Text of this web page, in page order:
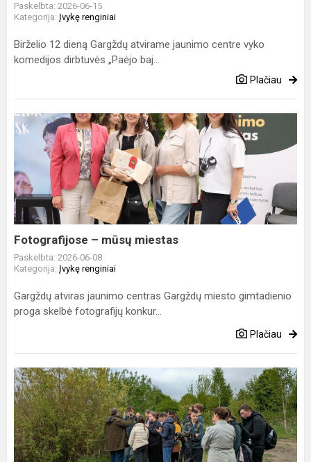
Paskelbta: 2026-06-15
Kategorija: Įvykę renginiai
Birželio 12 dieną Gargždų atvirame jaunimo centre vyko
komedijos dirbtuvės „Paėjo baj...
Plačiau
Fotografijose
–
miestas
Fotografijose – mūsų miestas
Paskelbta: 2026-06-08
Kategorija: Įvykę renginiai
Gargždų atviras jaunimo centras Gargždų miesto gimtadienio
proga skelbė fotografijų konkur...
Plačiau
Pažintinė
išvyka
į
Ketvergių
karjerą